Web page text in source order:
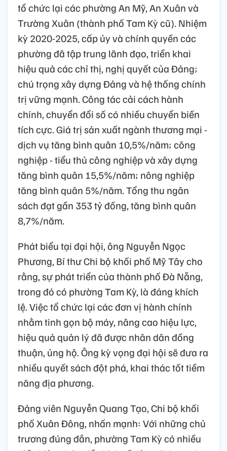
tổ chức lại các phường An Mỹ, An Xuân và
Trường Xuân (thành phố Tam Kỳ cũ). Nhiệm
kỳ 2020-2025, cấp ủy và chính quyền các
phường đã tập trung lãnh đạo, triển khai
hiệu quả các chỉ thị, nghị quyết của Đảng;
chú trọng xây dựng Đảng và hệ thống chính
trị vững mạnh. Công tác cải cách hành
chính, chuyển đổi số có nhiều chuyển biến
tích cực. Giá trị sản xuất ngành thương mại -
dịch vụ tăng bình quân 10,5%/năm; công
nghiệp - tiểu thủ công nghiệp và xây dựng
tăng bình quân 15,5%/năm; nông nghiệp
tăng bình quân 5%/năm. Tổng thu ngân
sách đạt gần 353 tỷ đồng, tăng bình quân
8,7%/năm.
Phát biểu tại đại hội, ông Nguyễn Ngọc
Phương, Bí thư Chi bộ khối phố Mỹ Tây cho
rằng, sự phát triển của thành phố Đà Nẵng,
trong đó có phường Tam Kỳ, là đáng khích
lệ. Việc tổ chức lại các đơn vị hành chính
nhằm tinh gọn bộ máy, nâng cao hiệu lực,
hiệu quả quản lý đã được nhân dân đồng
thuận, ủng hộ. Ông kỳ vọng đại hội sẽ đưa ra
nhiều quyết sách đột phá, khai thác tốt tiềm
năng địa phương.
Đảng viên Nguyễn Quang Tạo, Chi bộ khối
phố Xuân Đông, nhấn mạnh: Với những chủ
trương đúng đắn, phường Tam Kỳ có nhiều